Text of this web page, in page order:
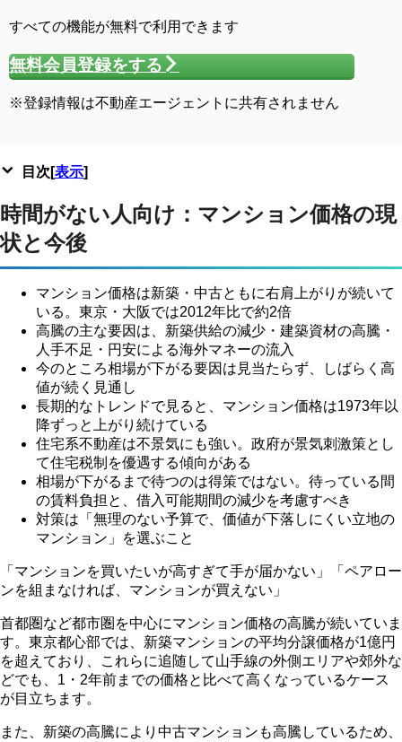
すべての機能が無料で利用できます
無料会員登録をする
※登録情報は不動産エージェントに共有されません
目次 [表示]
時間がない人向け：マンション価格の現
状と今後
マンション価格は新築・中古ともに右肩上がりが続いて
いる。東京・大阪では2012年比で約2倍
高騰の主な要因は、新築供給の減少・建築資材の高騰・
人手不足・円安による海外マネーの流入
今のところ相場が下がる要因は見当たらず、しばらく高
値が続く見通し
長期的なトレンドで見ると、マンション価格は1973年以
降ずっと上がり続けている
住宅系不動産は不景気にも強い。政府が景気刺激策とし
て住宅税制を優遇する傾向がある
相場が下がるまで待つのは得策ではない。待っている間
の賃料負担と、借入可能期間の減少を考慮すべき
対策は「無理のない予算で、価値が下落しにくい立地の
マンション」を選ぶこと
「マンションを買いたいが高すぎて手が届かない」「ペアロー
ンを組まなければ、マンションが買えない」
首都圏など都市圏を中心にマンション価格の高騰が続いていま
す。東京都心部では、新築マンションの平均分譲価格が1億円
を超えており、これらに追随して山手線の外側エリアや郊外な
どでも、1・2年前までの価格と比べて高くなっているケース
が目立ちます。
また、新築の高騰により中古マンションも高騰しているため、